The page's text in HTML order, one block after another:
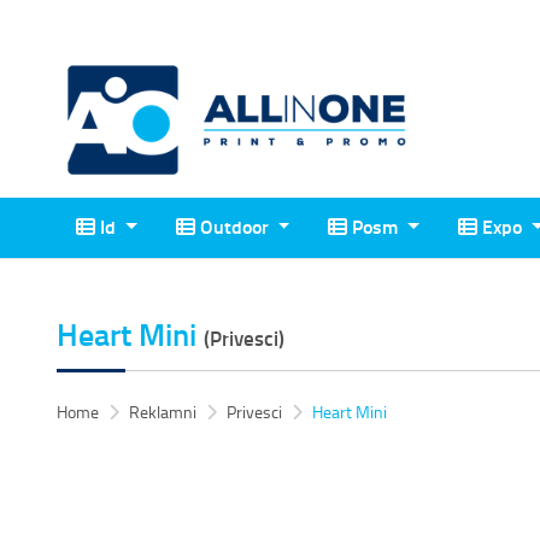
IdId Outdoor
Outdoor Posm
Posm Expo
Expo
Heart Mini (Privesci)
Home Reklamni Privesci Heart Mini